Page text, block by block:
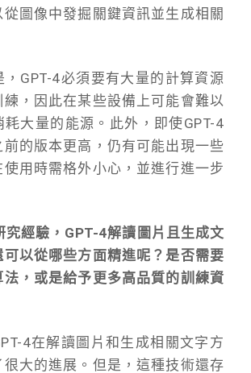
從圖像中發掘關鍵資訊並生成相關
，GPT-4必須要有大量的計算資源
練，因此在某些設備上可能會難以
耗大量的能源。此外，即使GPT-4
前的版本更高，仍有可能出現一些
用時需格外小心，並進行進一步
究經驗，GPT-4解讀圖片且生成文
可以從哪些方面精進呢？是否需要
法，或是給予更多高品質的訓練資
4在解讀圖片和生成相關文字方
很大的進展。但是，這種技術還存